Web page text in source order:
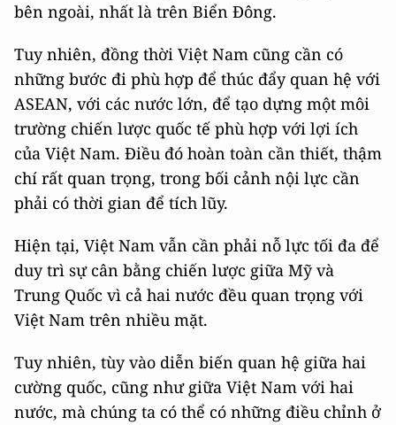
bên ngoài, nhất là trên Biển Đông.
Tuy nhiên, đồng thời Việt Nam cũng cần có
những bước đi phù hợp để thúc đẩy quan hệ với
ASEAN, với các nước lớn, để tạo dựng một môi
trường chiến lược quốc tế phù hợp với lợi ích
của Việt Nam. Điều đó hoàn toàn cần thiết, thậm
chí rất quan trọng, trong bối cảnh nội lực cần
phải có thời gian để tích lũy.
Hiện tại, Việt Nam vẫn cần phải nỗ lực tối đa để
duy trì sự cân bằng chiến lược giữa Mỹ và
Trung Quốc vì cả hai nước đều quan trọng với
Việt Nam trên nhiều mặt.
Tuy nhiên, tùy vào diễn biến quan hệ giữa hai
cường quốc, cũng như giữa Việt Nam với hai
nước, mà chúng ta có thể có những điều chỉnh ở